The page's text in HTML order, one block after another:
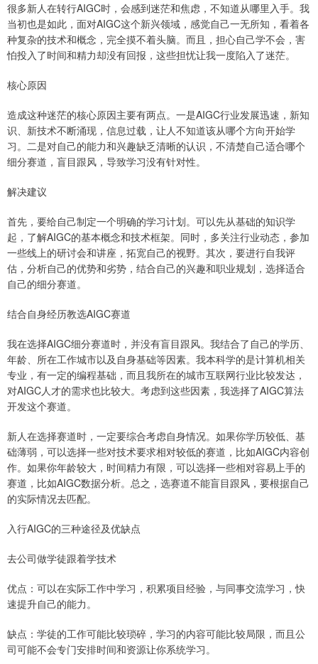
很多新人在转行AIGC时，会感到迷茫和焦虑，不知道从哪里入手。我
当初也是如此，面对AIGC这个新兴领域，感觉自己一无所知，看着各
种复杂的技术和概念，完全摸不着头脑。而且，担心自己学不会，害
怕投入了时间和精力却没有回报，这些担忧让我一度陷入了迷茫。
核心原因
造成这种迷茫的核心原因主要有两点。一是AIGC行业发展迅速，新知
识、新技术不断涌现，信息过载，让人不知道该从哪个方向开始学
习。二是对自己的能力和兴趣缺乏清晰的认识，不清楚自己适合哪个
细分赛道，盲目跟风，导致学习没有针对性。
解决建议
首先，要给自己制定一个明确的学习计划。可以先从基础的知识学
起，了解AIGC的基本概念和技术框架。同时，多关注行业动态，参加
一些线上的研讨会和讲座，拓宽自己的视野。其次，要进行自我评
估，分析自己的优势和劣势，结合自己的兴趣和职业规划，选择适合
自己的细分赛道。
结合自身经历教选AIGC赛道
我在选择AIGC细分赛道时，并没有盲目跟风。我结合了自己的学历、
年龄、所在工作城市以及自身基础等因素。我本科学的是计算机相关
专业，有一定的编程基础，而且我所在的城市互联网行业比较发达，
对AIGC人才的需求也比较大。考虑到这些因素，我选择了AIGC算法
开发这个赛道。
新人在选择赛道时，一定要综合考虑自身情况。如果你学历较低、基
础薄弱，可以选择一些对技术要求相对较低的赛道，比如AIGC内容创
作。如果你年龄较大，时间精力有限，可以选择一些相对容易上手的
赛道，比如AIGC数据分析。总之，选赛道不能盲目跟风，要根据自己
的实际情况去匹配。
入行AIGC的三种途径及优缺点
去公司做学徒跟着学技术
优点：可以在实际工作中学习，积累项目经验，与同事交流学习，快
速提升自己的能力。
缺点：学徒的工作可能比较琐碎，学习的内容可能比较局限，而且公
司可能不会专门安排时间和资源让你系统学习。